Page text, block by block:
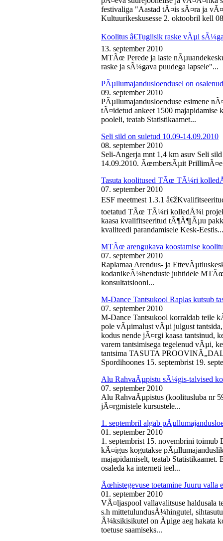
festivaliga "Aastad tÃ¤is sÃ¤ra ja
Kultuurikeskusesse 2. oktoobril kell
Koolitus â€Tugiisik raske vÃµi
13. september 2010
MTÃœ Perede ja laste
raske ja sÃ¼gava puudega lapsele"...
PÃµllumajandusloendusel on
09. september 2010
PÃµllumajandusloenduse esimene
tÃ¤idetud ankeet 1500 majapidamise
pooleli, teatab Statistikaamet...
Seli sild on suletud 10.09-14.09.2010
08. september 2010
Seli-Angerja mnt 1,4 km asuv Seli
14.09.2010. ÃœmbersÃµit
Tasuta koolitused TÃœ TÃ¼ri
07. september 2010
ESF meetmest 1.3.1
toetatud TÃœ TÃ¼ri kolledÅ¾i
kaasa kvalifitseeritud tÃ¶Ã¶jÃµu
kvaliteedi parandamisele Kesk-Eestis...
MTÃœ arengukava koostamise
07. september 2010
Raplamaa Arendus- ja
kodanikeÃ¼henduste juhtidele
konsultatsiooni...
M-Dance Tantsukool Raplas kutsub
07. september 2010
M-Dance Tantsukool korraldab teile
pole vÃµimalust vÃµi julgust
kodus nende jÃ¤rgi kaasa tantsinud,
varem tantsimisega tegelenud vÃµi,
tantsima TASUTA
Spordihoones 15. septembrist 19.
Alu RahvaÃµpistu sÃ¼gis-talvised
07. september 2010
Alu RahvaÃµpistus (koolitusluba nr
jÃ¤rgmistele kursustele...
1. septembril algab
01. september 2010
1. septembrist 15. novembrini toimub
kÃ¤igus kogutakse
majapidamiselt, teatab Statistikaamet.
osaleda ka interneti teel...
Ãœhistegevuse toetamine Juuru valla
01. september 2010
VÃ¤ljaspool vallavalitsuse haldusala
s.h mittetulundusÃ¼hingutel,
Ã¼ksikisikutel on Ãµige aeg hakata
toetuse saamiseks...